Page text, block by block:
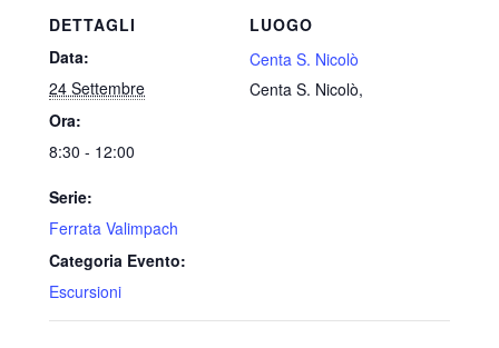
DETTAGLI
Data:
24 Settembre
Ora:
8:30 - 12:00
Serie:
Ferrata Valimpach
Categoria Evento:
Escursioni
LUOGO
Centa S. Nicolò
Centa S. Nicolò,